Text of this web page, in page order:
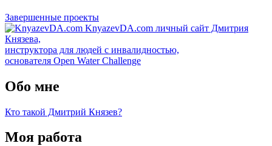
Завершенные проекты
KnyazevDA.com личный сайт Дмитрия
Князева,
инструктора для людей с инвалидностью,
основателя Open Water Challenge
Обо мне
Кто такой Дмитрий Князев?
Моя работа